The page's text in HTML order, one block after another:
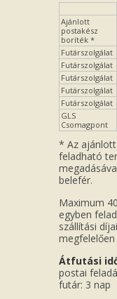
Ajánlott
postakész
boríték *
Futárszolgálat
Futárszolgálat
Futárszolgálat
Futárszolgálat
Futárszolgálat
GLS
Csomagpont
* Az
feladható
belefér.
Maximum
egyben
szállítási
Átfutási
postai
futár: 3 nap